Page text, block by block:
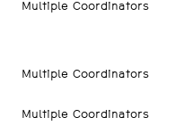
Multiple Coordinators
Multiple Coordinators
Multiple Coordinators